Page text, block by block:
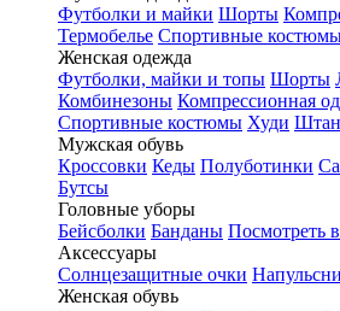
Футболки и майки Шорты
Термобелье Спортивные
Женская одежда
Футболки, майки и топы Шорты
Комбинезоны Компрессионная
Спортивные костюмы Худи
Мужская обувь
Кроссовки Кеды Полуботинки
Бутсы
Головные уборы
Бейсболки Банданы Посмотреть
Аксессуары
Солнцезащитные очки
Женская обувь